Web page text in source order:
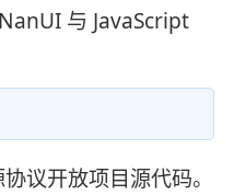
与 JavaScript
议开放项目源代码。